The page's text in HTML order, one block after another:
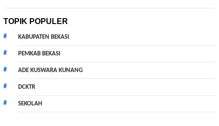
TOPIK POPULER
KABUPATEN BEKASI
PEMKAB BEKASI
ADE KUSWARA KUNANG
DCKTR
SEKOLAH